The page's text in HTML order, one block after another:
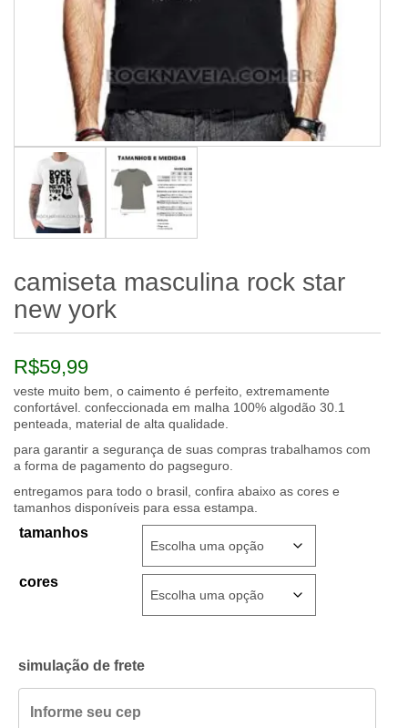
camiseta masculina rock star
new york
R$59,99
veste muito bem, o caimento é perfeito, extremamente
confortável. confeccionada em malha 100% algodão 30.1
penteada, material de alta qualidade.
para garantir a segurança de suas compras trabalhamos com
a forma de pagamento do pagseguro.
entregamos para todo o brasil, confira abaixo as cores e
tamanhos disponíveis para essa estampa.
tamanhos
cores
simulação de frete